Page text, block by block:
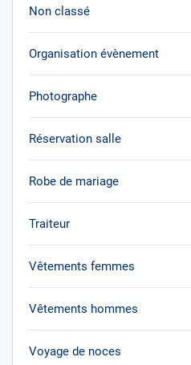
Non classé
Organisation évènement
Photographe
Réservation salle
Robe de mariage
Traiteur
Vêtements femmes
Vêtements hommes
Voyage de noces